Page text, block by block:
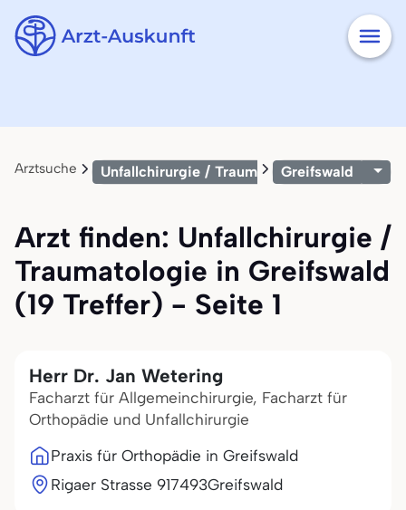
Arztsuche Unfallchirurgie / TraumatologieGreifswald
Arzt finden: Unfallchirurgie /
Traumatologie in Greifswald
(19 Treffer) - Seite 1
Herr Dr. Jan Wetering
Facharzt für Allgemeinchirurgie, Facharzt für
Orthopädie und Unfallchirurgie
Praxis für Orthopädie in Greifswald
Rigaer Strasse 917493Greifswald